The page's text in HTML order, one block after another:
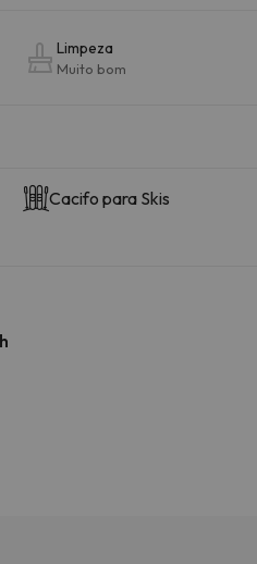
Limpeza
Muito bom
Cacifo para Skis